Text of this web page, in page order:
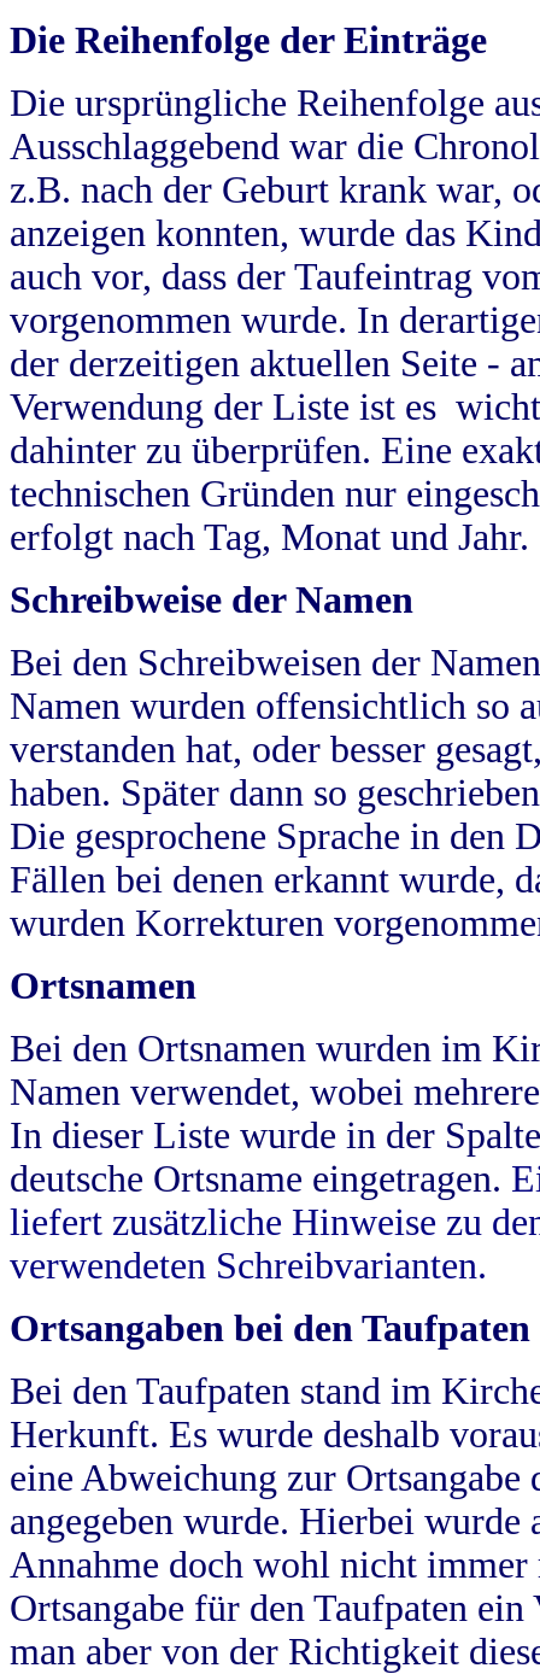
Die Reihenfolge der Einträge
Die ursprüngliche Reihenfolge
Ausschlaggebend war die
z.B. nach der Geburt krank war,
anzeigen konnten, wurde das
auch vor, dass der Taufeintrag
vorgenommen wurde. In
der derzeitigen aktuellen Seite -
Verwendung der Liste ist es
dahinter zu überprüfen. Eine
technischen Gründen nur
erfolgt nach Tag, Monat und Jahr.
Schreibweise der Namen
Bei den Schreibweisen der
Namen wurden offensichtlich so
verstanden hat, oder besser
haben. Später dann so
Die gesprochene Sprache in
Fällen bei denen erkannt wurde,
wurden Korrekturen
Ortsnamen
Bei den Ortsnamen wurden im
Namen verwendet, wobei
In dieser Liste wurde in der
deutsche Ortsname eingetragen.
liefert zusätzliche Hinweise zu
verwendeten Schreibvarianten.
Ortsangaben bei den Taufpaten
Bei den Taufpaten stand im
Herkunft. Es wurde deshalb
eine Abweichung zur
angegeben wurde. Hierbei wurde
Annahme doch wohl nicht
Ortsangabe für den Taufpaten
man aber von der Richtigkeit